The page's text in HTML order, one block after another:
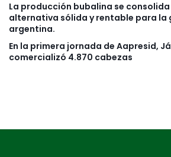
La producción bubalina se
alternativa sólida y rentable para la
argentina.
En la primera jornada de Aapresid,
comercializó 4.870 cabezas